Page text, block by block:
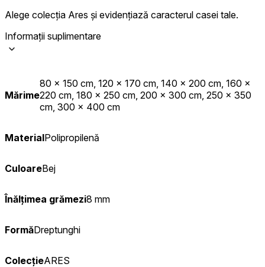
Alege colecția Ares și evidențiază caracterul casei tale.
Informații suplimentare
Mărime
80 x 150 cm, 120 x 170 cm, 140 x 200 cm, 160 x
220 cm, 180 x 250 cm, 200 x 300 cm, 250 x 350
cm, 300 x 400 cm
MaterialPolipropilenă
CuloareBej
Înălțimea grămezi8 mm
FormăDreptunghi
ColecțieARES